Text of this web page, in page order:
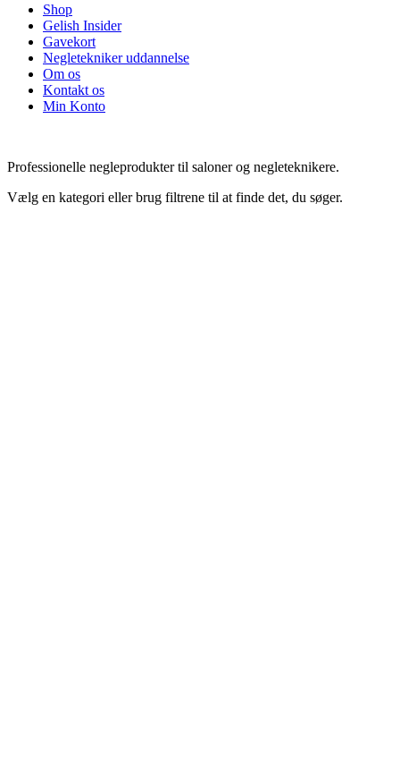
Shop
Gelish Insider
Gavekort
Negletekniker uddannelse
Om os
Kontakt os
Min Konto
Professionelle negleprodukter til saloner og negleteknikere.
Vælg en kategori eller brug filtrene til at finde det, du søger.